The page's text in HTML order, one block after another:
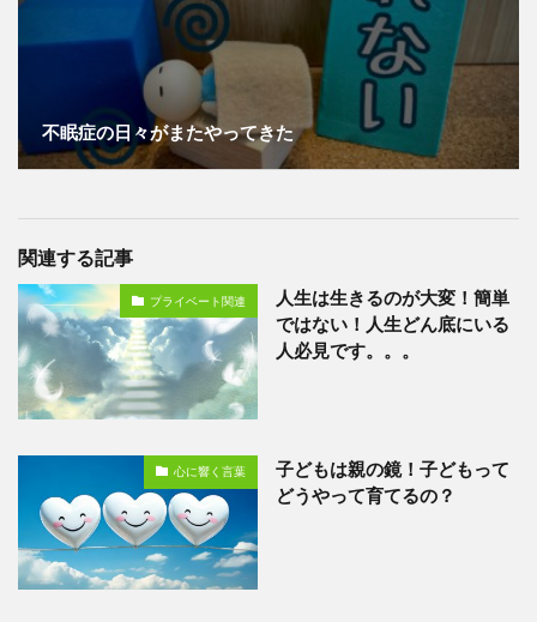
不眠症の日々がまたやってきた
関連する記事
プライベート関連
人生は生きるのが大変！簡単
ではない！人生どん底にいる
人必見です。。。
心に響く言葉
子どもは親の鏡！子どもって
どうやって育てるの？